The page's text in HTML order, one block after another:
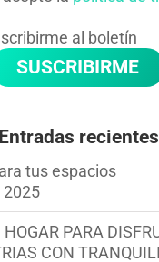
al boletín
Entradas recientes
tus espacios
2025
HOGAR PARA
CON